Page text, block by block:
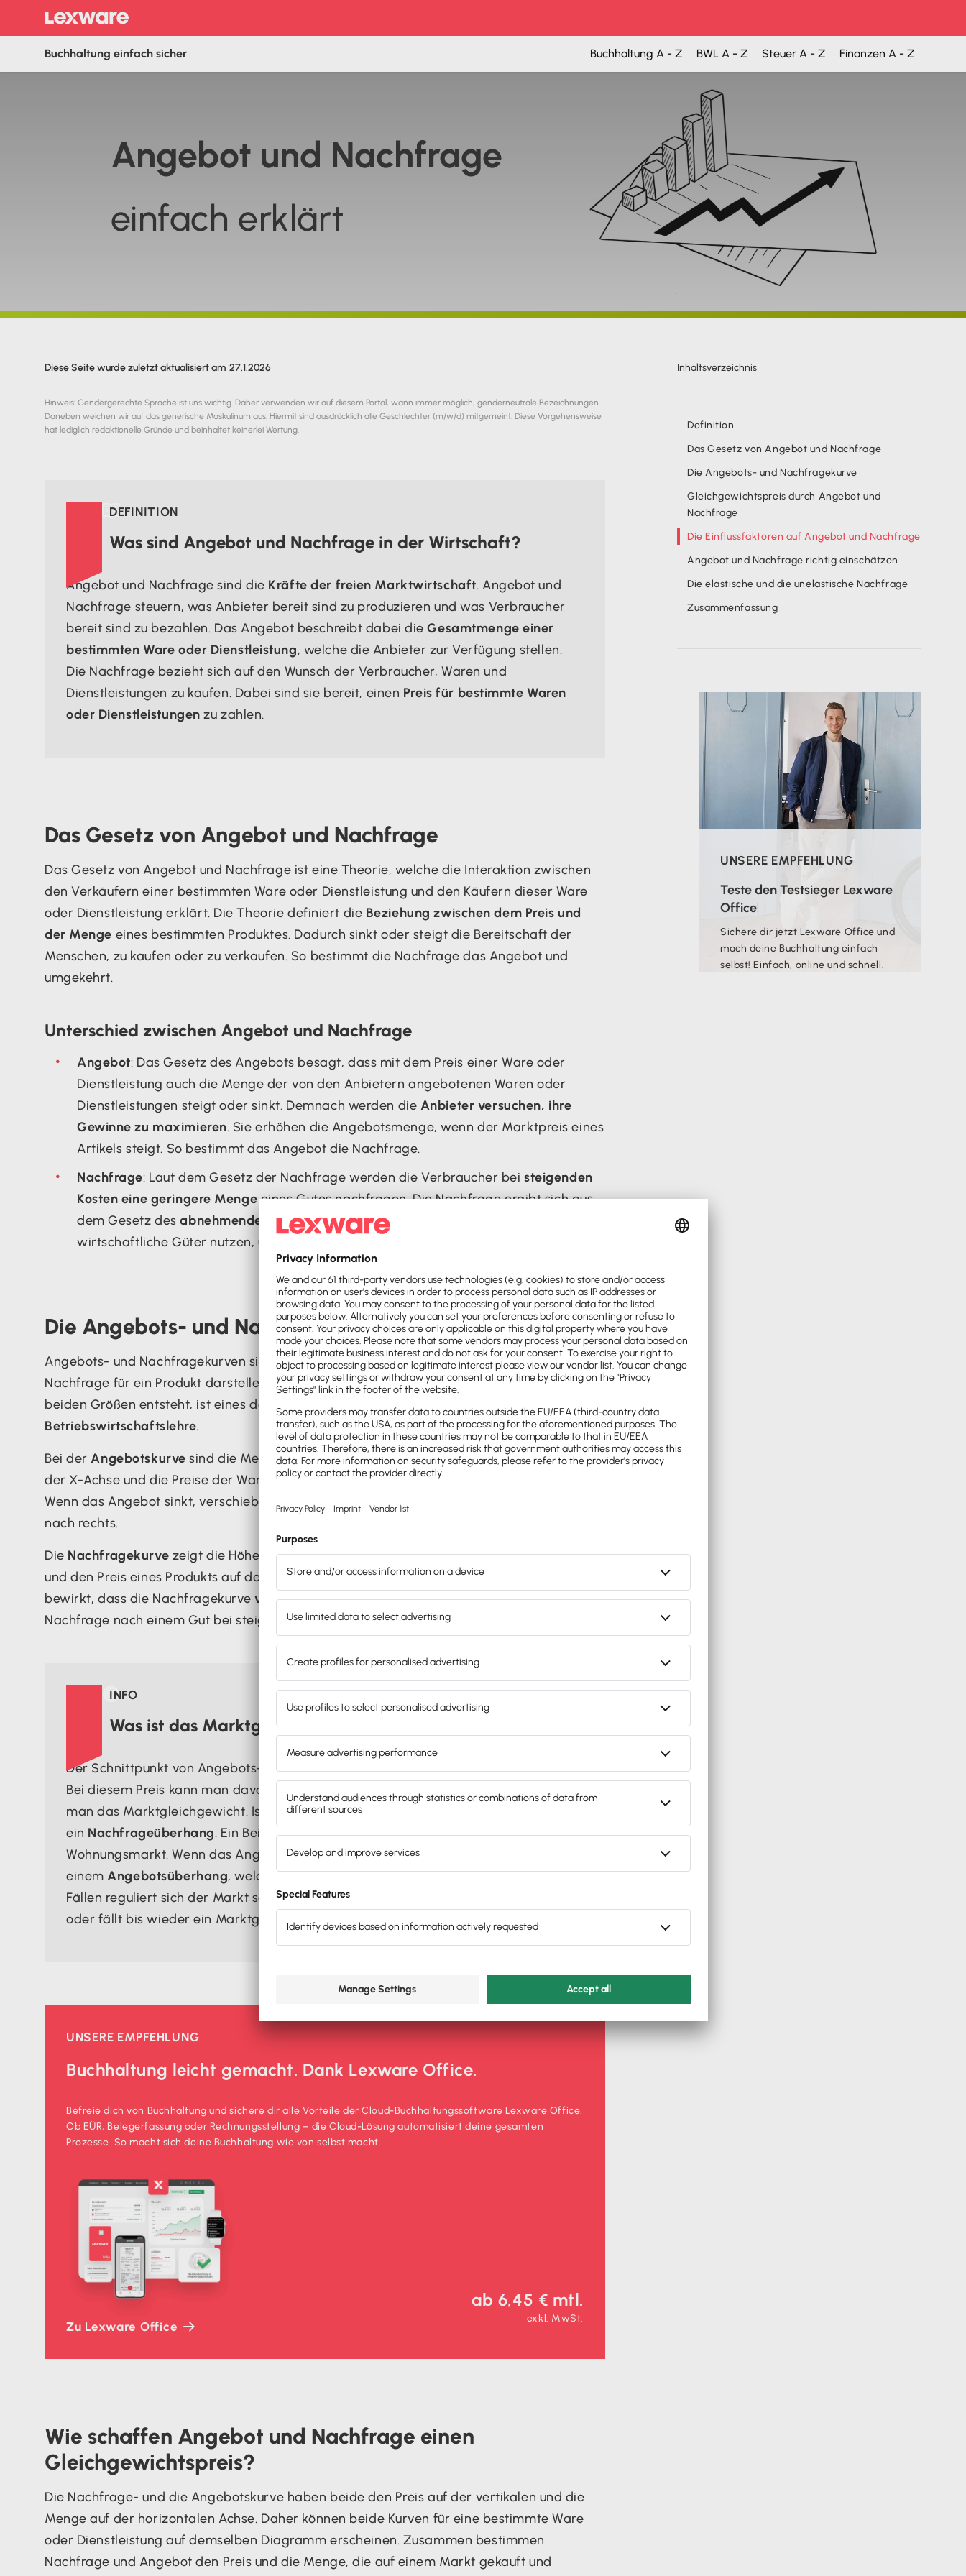
Buchhaltung einfach sicher Buchhaltung A - Z BWL A - Z Steuer A - Z Finanzen A - Z
Ange­bot und Nach­frage
einfach erklärt
Diese Seite wurde zuletzt aktualisiert am 27.1.2026
Hinweis: Gendergerechte Sprache ist uns wichtig. Daher verwenden wir auf diesem Portal, wann immer möglich, genderneutrale Bezeichnungen.
Daneben weichen wir auf das generische Maskulinum aus. Hiermit sind ausdrücklich alle Geschlechter (m/w/d) mitgemeint. Diese Vorgehensweise
hat lediglich redaktionelle Gründe und beinhaltet keinerlei Wertung.

DEFINITION
Was sind Angebot und Nachfrage in der Wirtschaft?
Angebot und Nachfrage sind die Kräfte der freien Marktwirtschaft. Angebot und
Nachfrage steuern, was Anbieter bereit sind zu produzieren und was Verbraucher
bereit sind zu bezahlen. Das Angebot beschreibt dabei dieGesamtmenge einer
bestimmten Ware oder Dienstleistung, welche die Anbieter zur Verfügung stellen.
Die Nachfrage bezieht sich auf den Wunsch der Verbraucher, Waren und
Dienstleistungen zu kaufen. Dabei sind sie bereit, einen Preis für bestimmte Waren
oder Dienstleistungen zu zahlen.
Das Gesetz von Angebot und Nachfrage
Das Gesetz von Angebot und Nachfrage ist eine Theorie, welche die Interaktion zwischen
den Verkäufern einer bestimmten Ware oder Dienstleistung und den Käufern dieser Ware
oder Dienstleistung erklärt. Die Theorie definiert die Beziehung zwischen dem Preis und
der Menge eines bestimmten Produktes. Dadurch sinkt oder steigt die Bereitschaft der
Menschen, zu kaufen oder zu verkaufen. So bestimmt die Nachfrage das Angebot und
umgekehrt.
Unterschied zwischen Angebot und Nachfrage
Angebot: Das Gesetz des Angebots besagt, dass mit dem Preis einer Ware oder
Dienstleistung auch die Menge der von den Anbietern angebotenen Waren oder
Dienstleistungen steigt oder sinkt. Demnach werden die Anbieter versuchen, ihre
Gewinne zu maximieren. Sie erhöhen die Angebotsmenge, wenn der Marktpreis eines
Artikels steigt. So bestimmt das Angebot die Nachfrage.
Nachfrage: Laut dem Gesetz der Nachfrage werden die Verbraucher beisteigenden
Kosten eine geringere Mengeeines Gutes nachfragen. Die Nachfrage ergibt sich aus
dem Gesetz desabnehmenden Grenznutzens. Dies bedeutet, dass die Verbraucher
wirtschaftliche Güter nutzen, um ihre dringendsten Bedürfnisse zuerst zu befriedigen.
Die Angebots- und Nachfragekurve
Angebots- und Nachfragekurven sind Diagramme, die das Verhältnis von Angebot und
Nachfrage für ein Produkt darstellen. Das Modell, das durch diegrafische Darstellungder
beiden Größen entsteht, ist eines der
grundlegenden Konzepte der
Betriebswirtschaftslehre.
Bei der Angebotskurve sind die Menge der produzierten Waren und Dienstleistungen auf
der X-Achse und die Preise der Waren und Dienstleistungen auf der Y-Achse aufgetragen.
Wenn das Angebot sinkt, verschiebt sich die Kurve nach links. Wenn das Angebot steigt,
nach rechts.
Die Nachfragekurve zeigt die Höhe der Nachfrage nach einem Produkt auf der X-Achse
und den Preis eines Produkts auf der Y-Achse. Das Gesetz des abnehmenden Nutzens
bewirkt, dass die Nachfragekurvevon links nach rechts abfällt. Das bedeutet, dass die
Nachfrage nach einem Gut bei steigenden Kosten automatisch abnimmt.

INFO
Was ist das Marktgleichgewicht?
Der Schnittpunkt von Angebots- und Nachfragekurve ist derGleichgewichtspreis.
Bei diesem Preis kann man davon ausgehen, dass der Markt funktioniert. Dies nennt
man das Marktgleichgewicht. Ist die Nachfrage größer als das Angebot ergibt sich
ein Nachfrageüberhang. Ein Beispiel hierfür ist seit Jahren der deutsche
Wohnungsmarkt. Wenn das Angebot höher ist als die Nachfrage, spricht man von
einem Angebotsüberhang, welcher bei einer Überproduktion auftritt. In beiden
Fällen reguliert sich der Markt selbst, indem der Marktpreis dementsprechend steigt
oder fällt bis wieder ein Marktgleichgewicht hergestellt ist.
UNSERE EMPFEHLUNG
Buchhaltung leicht gemacht. Dank Lexware Office.
Befreie dich von Buchhaltung und sichere dir alle Vorteile der Cloud-Buchhaltungssoftware Lexware Office.
Ob EÜR, Belegerfassung oder Rechnungsstellung – die Cloud-Lösung automatisiert deine gesamten
Prozesse. So macht sich deine Buchhaltung wie von selbst macht.
Zu Lexware Office
ab 6,45 € mtl.
exkl. MwSt.
Wie schaffen Angebot und Nachfrage einen
Gleichgewichtspreis?
Die Nachfrage- und die Angebotskurve haben beide den Preis auf der vertikalen und die
Menge auf der horizontalen Achse. Daher können beide Kurven für eine bestimmte Ware
oder Dienstleistung auf demselben Diagramm erscheinen. Zusammen bestimmen
Nachfrage und Angebot den Preis und die Menge, die auf einem Markt gekauft und
Inhaltsverzeichnis
Definition
Das Gesetz von Angebot und Nachfrage
Die Angebots- und Nachfragekurve
Gleichgewichtspreis durch Angebot und
Nachfrage
Die Einflussfaktoren auf Angebot und Nachfrage
Angebot und Nachfrage richtig einschätzen
Die elastische und die unelastische Nachfrage
Zusammenfassung
UNSERE EMPFEHLUNG
Teste den Testsieger Lexware
Office!
Sichere dir jetzt Lexware Office und
mach deine Buchhaltung einfach
selbst! Einfach, online und schnell.